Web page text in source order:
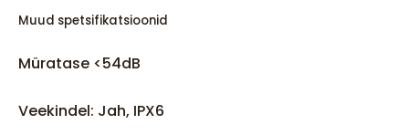
Muud spetsifikatsioonid
Müratase <54dB
Veekindel: Jah, IPX6